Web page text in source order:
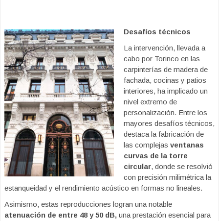
Desafíos técnicos
La intervención, llevada a
cabo por Torinco en las
carpinterías de madera de
fachada, cocinas y patios
interiores, ha implicado un
nivel extremo de
personalización. Entre los
mayores desafíos técnicos,
destaca la fabricación de
las complejas ventanas
curvas de la torre
circular, donde se resolvió
con precisión milimétrica la
estanqueidad y el rendimiento acústico en formas no lineales.
Asimismo, estas reproducciones logran una notable
atenuación de entre 48 y 50 dB, una prestación esencial para